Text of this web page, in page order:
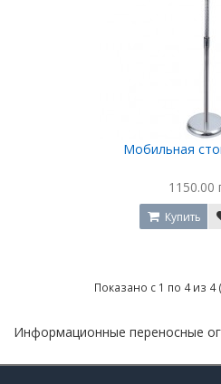
Мобильная
1150.00
Купить
Показано с 1 по 4 из 4
Информационные переносные